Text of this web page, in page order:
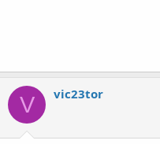
V vic23tor